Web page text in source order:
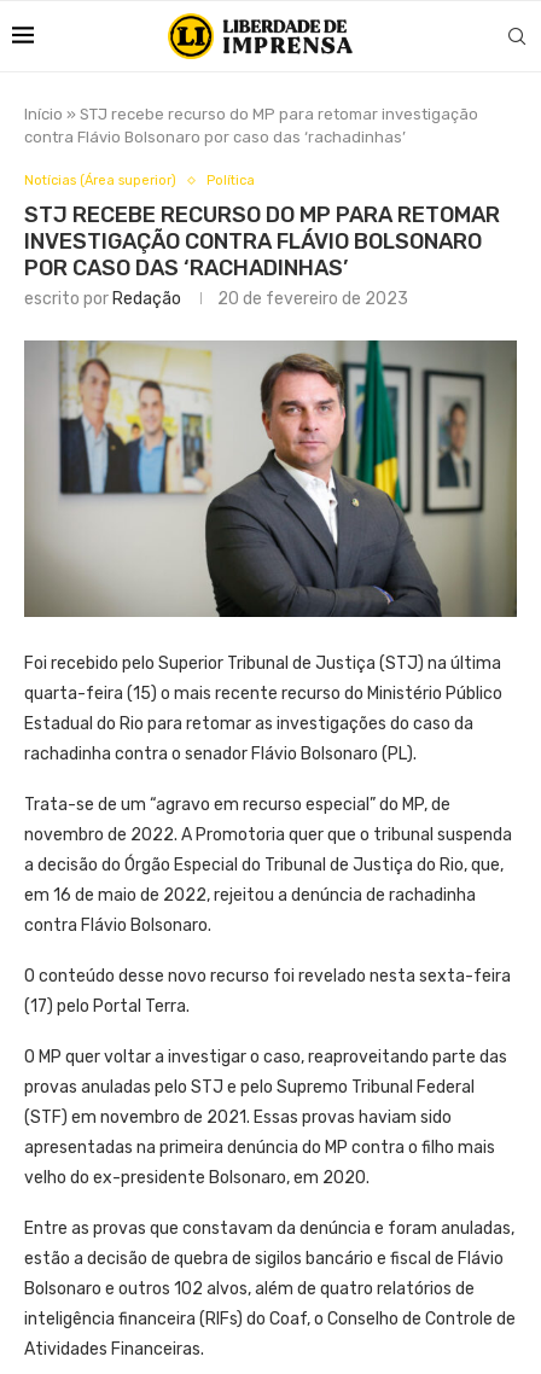
Início » STJ recebe recurso do MP para retomar investigação
contra Flávio Bolsonaro por caso das ‘rachadinhas’
Notícias (Área superior) Política
STJ RECEBE RECURSO DO MP PARA RETOMAR
INVESTIGAÇÃO CONTRA FLÁVIO BOLSONARO
POR CASO DAS ‘RACHADINHAS’
escrito por Redação 20 de fevereiro de 2023
Foi recebido pelo Superior Tribunal de Justiça (STJ) na última
quarta-feira (15) o mais recente recurso do Ministério Público
Estadual do Rio para retomar as investigações do caso da
rachadinha contra o senador Flávio Bolsonaro (PL).
Trata-se de um “agravo em recurso especial” do MP, de
novembro de 2022. A Promotoria quer que o tribunal suspenda
a decisão do Órgão Especial do Tribunal de Justiça do Rio, que,
em 16 de maio de 2022, rejeitou a denúncia de rachadinha
contra Flávio Bolsonaro.
O conteúdo desse novo recurso foi revelado nesta sexta-feira
(17) pelo Portal Terra.
O MP quer voltar a investigar o caso, reaproveitando parte das
provas anuladas pelo STJ e pelo Supremo Tribunal Federal
(STF) em novembro de 2021. Essas provas haviam sido
apresentadas na primeira denúncia do MP contra o filho mais
velho do ex-presidente Bolsonaro, em 2020.
Entre as provas que constavam da denúncia e foram anuladas,
estão a decisão de quebra de sigilos bancário e fiscal de Flávio
Bolsonaro e outros 102 alvos, além de quatro relatórios de
inteligência financeira (RIFs) do Coaf, o Conselho de Controle de
Atividades Financeiras.